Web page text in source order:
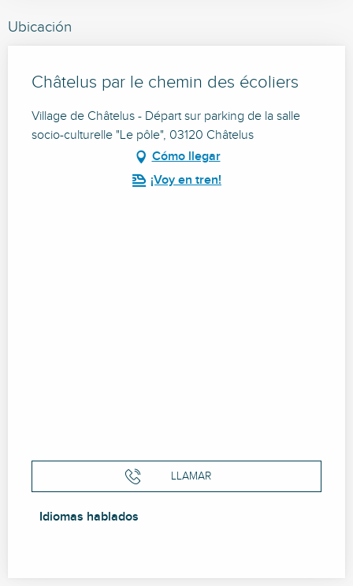
Ubicación
Châtelus par le chemin des écoliers
Village de Châtelus - Départ sur parking de la salle
socio-culturelle "Le pôle", 03120 Châtelus
Cómo llegar
¡Voy en tren!
LLAMAR
Idiomas hablados
Idiomas hablados